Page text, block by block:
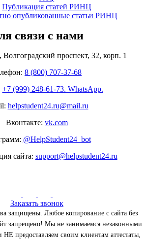
Публикация статей РИНЦ
опубликованные статьи РИНЦ
связи с нами
проспект, 32, корп. 1
8 (800) 707-37-68
+7 (999) 248-61-73. WhatsApp.
helpstudent24.ru@mail.ru
Вконтакте: vk.com
@HelpStudent24_bot
сайта: support@helpstudent24.ru
Заказать звонок
защищены. Любое копирование с сайта без
запрещено! Мы не занимаемся незаконными
НЕ предоставляем своим клиентам аттестаты,